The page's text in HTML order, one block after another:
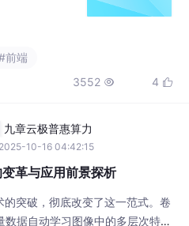
前端
3552  4 
九章云极普惠算力
10-16 04:42:15
革与应用前景探析
突破，彻底改变了这一范式。卷
据自动学习图像中的多层次特